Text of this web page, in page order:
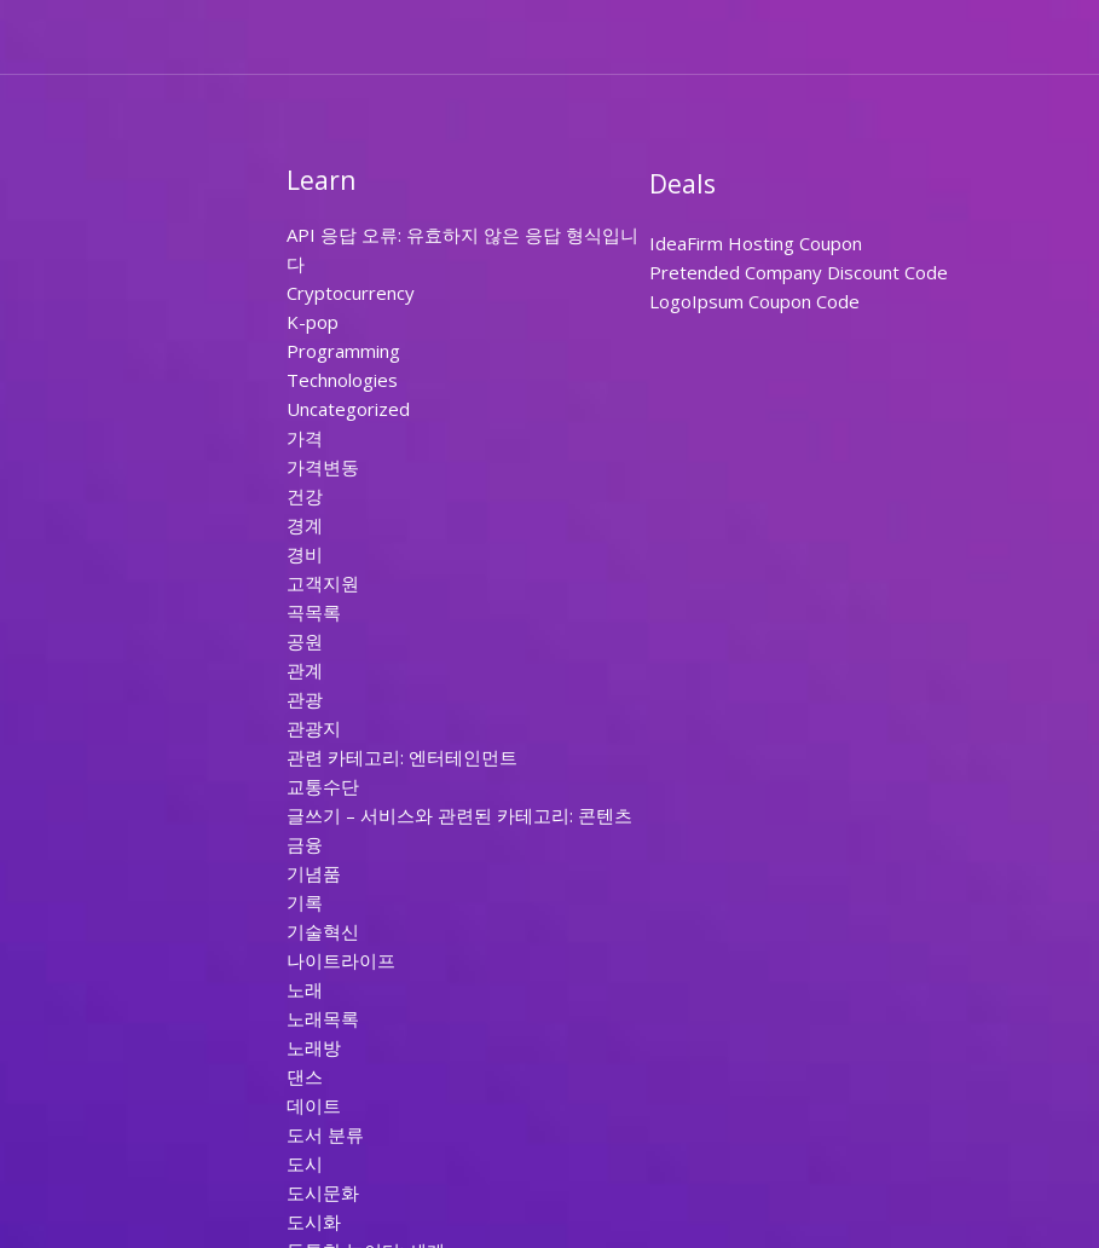
Learn
API 응답 오류: 유효하지 않은 응답 형식입니
다
Cryptocurrency
K-pop
Programming
Technologies
Uncategorized
가격
가격변동
건강
경계
경비
고객지원
곡목록
공원
관계
관광
관광지
관련 카테고리: 엔터테인먼트
교통수단
글쓰기 – 서비스와 관련된 카테고리: 콘텐츠
금융
기념품
기록
기술혁신
나이트라이프
노래
노래목록
노래방
댄스
데이트
도서 분류
도시
도시문화
도시화
Deals
IdeaFirm Hosting Coupon
Pretended Company Discount Code
LogoIpsum Coupon Code